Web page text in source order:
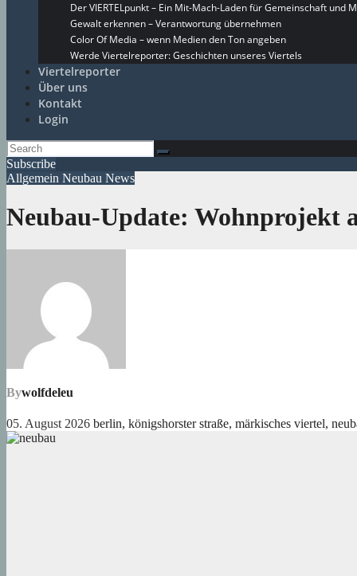
Der VIERTELpunkt – Ein Mit-Mach-Laden für Gemeinschaft und
Gewalt erkennen – Verantwortung übernehmen
Color Of Media – wenn Medien den Ton angeben
Werde Viertelreporter: Geschichten unseres Viertels
Viertelreporter
Über uns
Kontakt
Login
Subscribe
Allgemein Neubau News
Neubau-Update: Wohnprojekt
Bywolfdeleu
05. August 2026 berlin, königshorster straße, märkisches viertel,